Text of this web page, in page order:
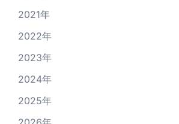
2021年
2022年
2023年
2024年
2025年